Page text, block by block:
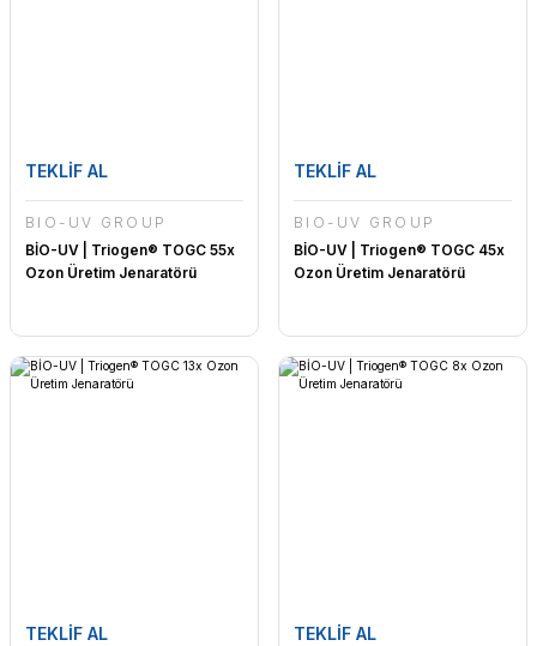
TEKLİF AL
BİO-UV GROUP
BİO-UV | Triogen® TOGC 55x
Ozon Üretim Jenaratörü
TEKLİF AL
BİO-UV GROUP
BİO-UV | Triogen® TOGC 45x
Ozon Üretim Jenaratörü
TEKLİF AL TEKLİF AL